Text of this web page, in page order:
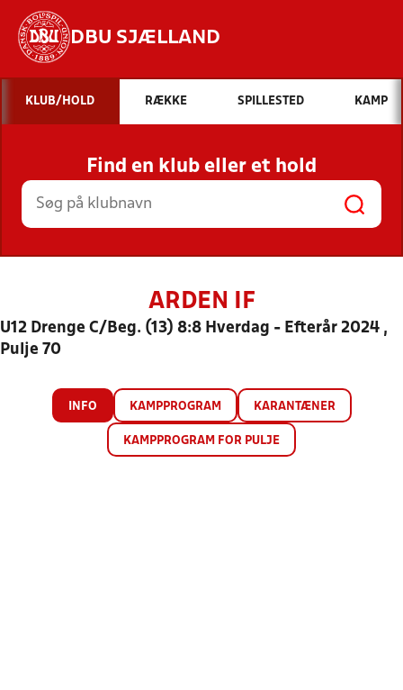
DBU SJÆLLAND
Hvad vil du søge efter?
INDHOLD OG NYHEDER
STILLINGER, RESULTATER, KLUBBER OG
HOLD
KLUB/HOLD RÆKKE SPILLESTED KAMP
Find en klub eller et hold
ARDEN IF
U12 Drenge C/Beg. (13) 8:8 Hverdag - Efterår 2024 ,
Pulje 70
INFO KAMPPROGRAM KARANTÆNER
KAMPPROGRAM FOR PULJE